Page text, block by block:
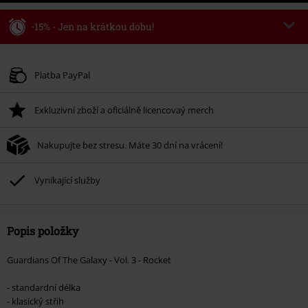
-15% - Jen na krátkou dobu!
Platné do 8/9/26
Po zadání kódu v košíku, se sleva uplatní automaticky.
Nelze kombinovat s jinými akciovými kódy. Sleva se nevztahuje na: knihy,
média, vstupenky, Rammstein, (Till) Lindemann, Böhse Onkelz, Broilers, Die
podpoříte nadaci.
Platba PayPal
Exkluzivní zboží a oficiálně licencovaý merch
Nakupujte bez stresu. Máte 30 dní na vrácení!
Vynikající služby
Popis položky
Guardians Of The Galaxy - Vol. 3 - Rocket
- standardní délka
- klasický střih